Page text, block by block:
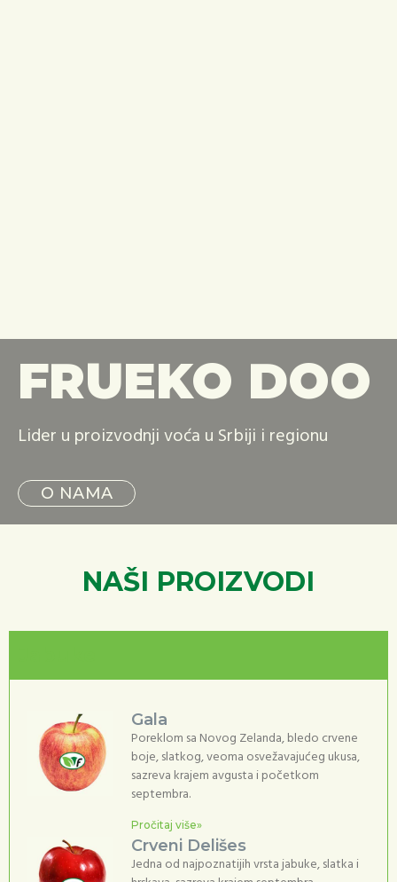
FRUEKO DOO
Lider u proizvodnji voća u Srbiji i regionu
O NAMA
NAŠI PROIZVODI
Gala
Poreklom sa Novog Zelanda, bledo crvene
boje, slatkog, veoma osvežavajućeg ukusa,
sazreva krajem avgusta i početkom
septembra.
Pročitaj više»
Crveni Delišes
Jedna od najpoznatijih vrsta jabuke, slatka i